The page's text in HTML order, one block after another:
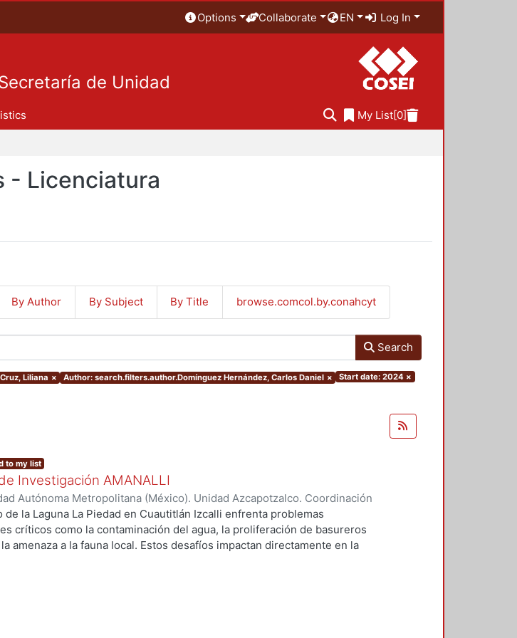
Options Collaborate EN Log In
de Unidad
My List[0]
- Licenciatura
By Author By Subject By Title browse.comcol.by.conahcyt
Search
Liliana × Author: search.filters.author.Domínguez Hernández, Carlos Daniel × Start date: 2024 ×
to my list
Investigación AMANALLI
Autónoma Metropolitana (México). Unidad Azcapotzalco. Coordinación
de Información.,2024)Aguilar Cruz, Liliana;Domínguez Hernández,
de la Laguna La Piedad en Cuautitlán Izcalli enfrenta problemas
críticos como la contaminación del agua, la proliferación de basureros
amenaza a la fauna local. Estos desafíos impactan directamente en la